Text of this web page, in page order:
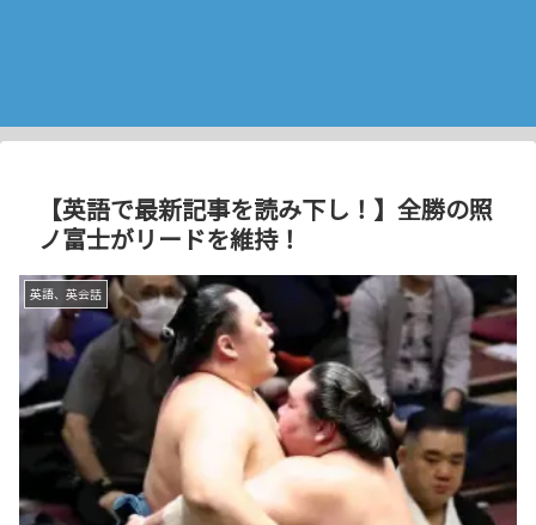
【英語で最新記事を読み下し！】全勝の照
ノ富士がリードを維持！
英語、英会話